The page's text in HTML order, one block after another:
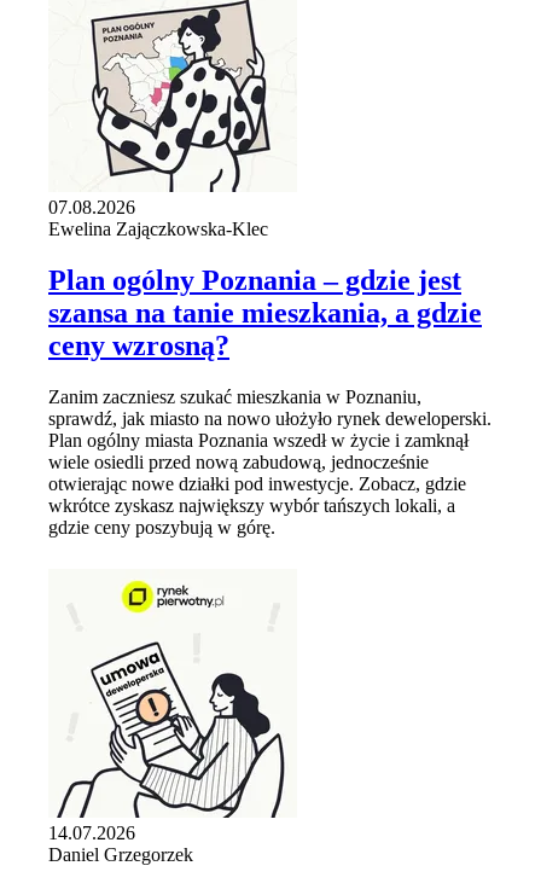
07.08.2026
Ewelina Zajączkowska-Klec
Plan ogólny Poznania – gdzie jest
szansa na tanie mieszkania, a gdzie
ceny wzrosną?
Zanim zaczniesz szukać mieszkania w Poznaniu,
sprawdź, jak miasto na nowo ułożyło rynek deweloperski.
Plan ogólny miasta Poznania wszedł w życie i zamknął
wiele osiedli przed nową zabudową, jednocześnie
otwierając nowe działki pod inwestycje. Zobacz, gdzie
wkrótce zyskasz największy wybór tańszych lokali, a
gdzie ceny poszybują w górę.
14.07.2026
Daniel Grzegorzek